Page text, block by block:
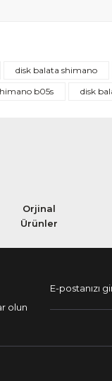
satıcı yanında
disk balata shimano
b05s disk
Orjinal
Ürünler
olun